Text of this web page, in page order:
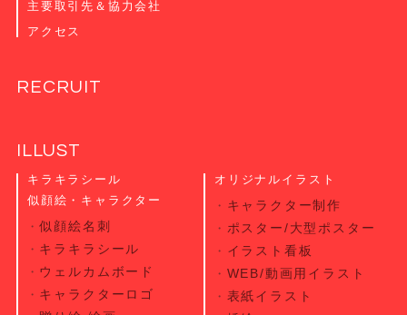
主要取引先＆協力会社
アクセス
RECRUIT
ILLUST
キラキラシール
似顔絵・キャラクター
似顔絵名刺
キラキラシール
ウェルカムボード
キャラクターロゴ
オリジナルイラスト
キャラクター制作
ポスター/大型ポスター
イラスト看板
WEB/動画用イラスト
表紙イラスト